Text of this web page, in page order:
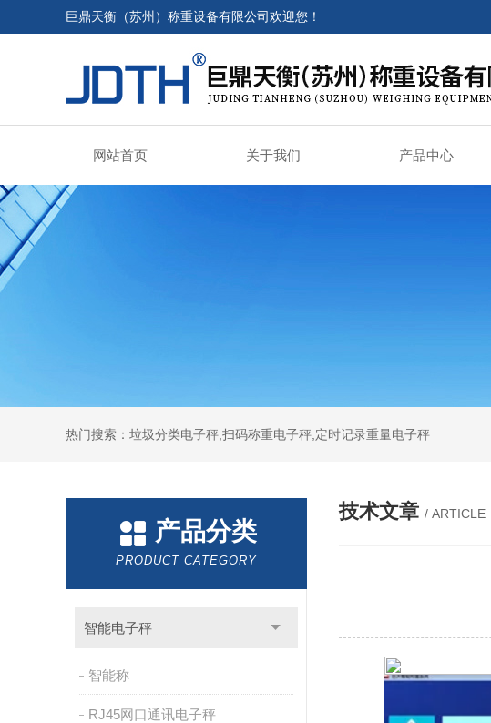
巨鼎天衡（苏州）称重设备有限公司欢迎您！
网站首页 关于我们 产品中心
热门搜索：垃圾分类电子秤,扫码称重电子秤,定时记录重量电子秤
产品分类
PRODUCT CATEGORY
智能电子秤
智能称
RJ45网口通讯电子秤
技术文章 / ARTICLE